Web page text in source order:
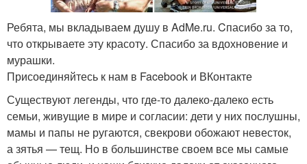
Ребята, мы вкладываем душу в AdMe.ru. Cпасибо за то,
что открываете эту красоту. Спасибо за вдохновение и
мурашки.
Присоединяйтесь к нам в Facebook и ВКонтакте
Существуют легенды, что где-то далеко-далеко есть
семьи, живущие в мире и согласии: дети у них послушны,
мамы и папы не ругаются, свекрови обожают невесток,
а зятья — тещ. Но в большинстве своем все мы самые